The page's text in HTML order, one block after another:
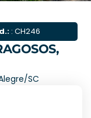
: CH246
SC